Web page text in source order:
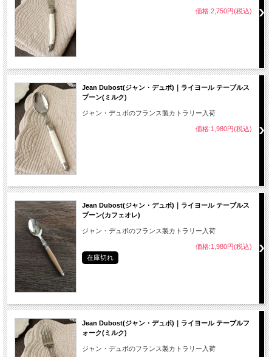
価格:2,750円(税込)
Jean Dubost(ジャン・デュボ)｜ライヨール テーブルス
プーン(ミルク)
ジャン・デュボのフランス製カトラリー入荷
価格:1,980円(税込)
Jean Dubost(ジャン・デュボ)｜ライヨール テーブルス
プーン(カフェオレ)
ジャン・デュボのフランス製カトラリー入荷
価格:1,980円(税込)
在庫切れ
Jean Dubost(ジャン・デュボ)｜ライヨール テーブルフ
ォーク(ミルク)
ジャン・デュボのフランス製カトラリー入荷